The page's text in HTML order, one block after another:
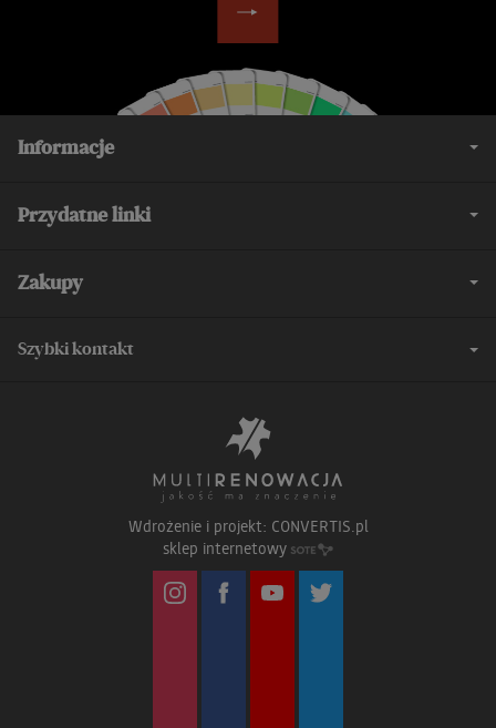
Informacje
Przydatne linki
Zakupy
Szybki kontakt
Wdrożenie i projekt: CONVERTIS.pl
sklep internetowy